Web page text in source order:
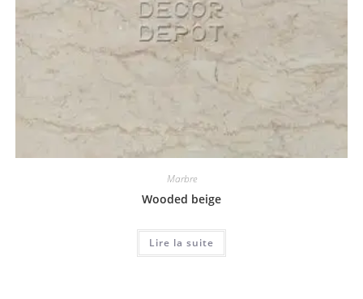
Marbre
Wooded beige
Lire la suite